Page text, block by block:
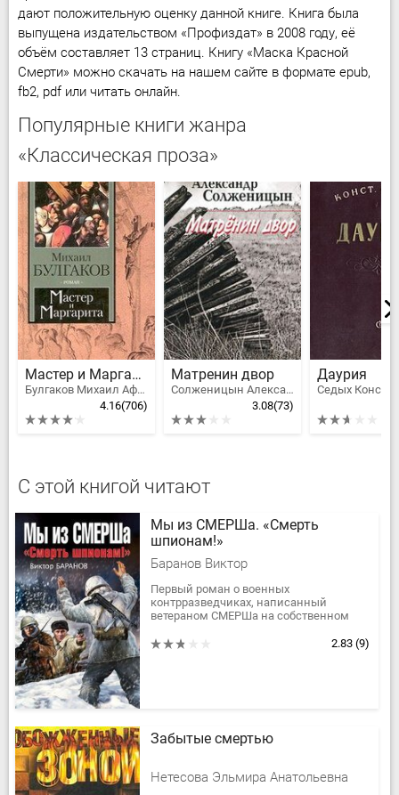
дают положительную оценку данной книге. Книга была
выпущена издательством «Профиздат» в 2008 году, её
объём составляет 13 страниц. Книгу «Маска Красной
Смерти» можно скачать на нашем сайте в формате epub,
fb2, pdf или читать онлайн.
Популярные книги жанра
«Классическая проза»
Мастер и Маргарита
Булгаков Михаил Афанасьевич
4.16(706)
Матренин двор
Солженицын Александр Исаевич
3.08(73)
Даурия
С этой книгой читают
Мы из СМЕРШа. «Смерть
шпионам!»
Баранов Виктор
Первый роман о военных
контрразведчиках, написанный
ветераном СМЕРШа на собственном
без умолчаний и мифов, без прикрас.
2.83 (9)
Забытые смертью
Нетесова Эльмира Анатольевна